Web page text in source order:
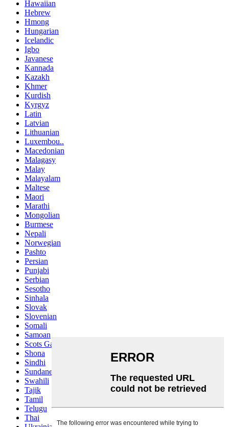
Hawaiian
Hebrew
Hmong
Hungarian
Icelandic
Igbo
Javanese
Kannada
Kazakh
Khmer
Kurdish
Kyrgyz
Latin
Latvian
Lithuanian
Luxembou..
Macedonian
Malagasy
Malay
Malayalam
Maltese
Maori
Marathi
Mongolian
Burmese
Nepali
Norwegian
Pashto
Persian
Punjabi
Serbian
Sesotho
Sinhala
Slovak
Slovenian
Somali
Samoan
Scots Gaelic
Shona
Sindhi
Sundanese
Swahili
Tajik
Tamil
Telugu
Thai